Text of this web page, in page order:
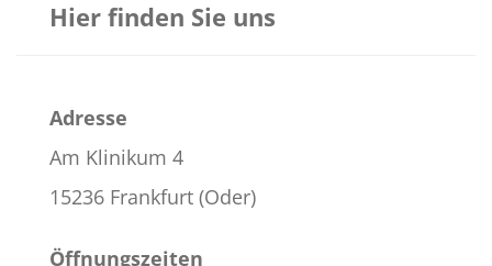
Hier finden Sie uns
Adresse
Am Klinikum 4
15236 Frankfurt (Oder)
Öffnungszeiten